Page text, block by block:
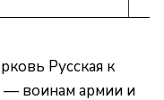
Русская к
— воинам армии и